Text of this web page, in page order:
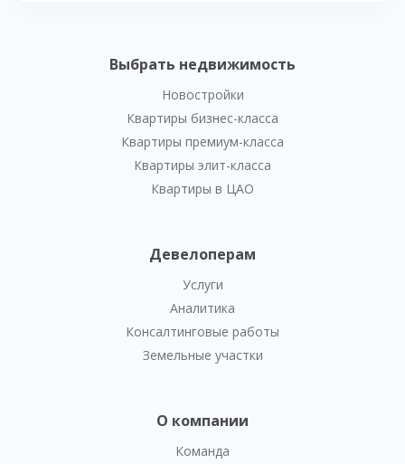
Выбрать недвижимость
Новостройки
Квартиры бизнес-класса
Квартиры премиум-класса
Квартиры элит-класса
Квартиры в ЦАО
Девелоперам
Услуги
Аналитика
Консалтинговые работы
Земельные участки
О компании
Команда